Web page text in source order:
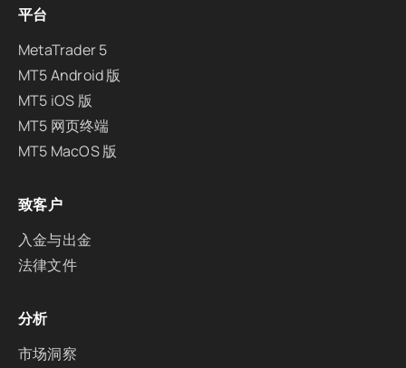
平台
MetaTrader 5
MT5 Android 版
MT5 iOS 版
MT5 网页终端
MT5 MacOS 版
致客户
入金与出金
法律文件
分析
市场洞察